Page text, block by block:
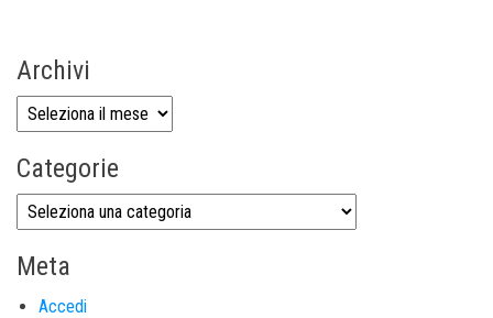
Archivi
Categorie
Meta
Accedi